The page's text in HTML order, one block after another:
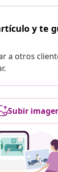
y te
a otros
Subir